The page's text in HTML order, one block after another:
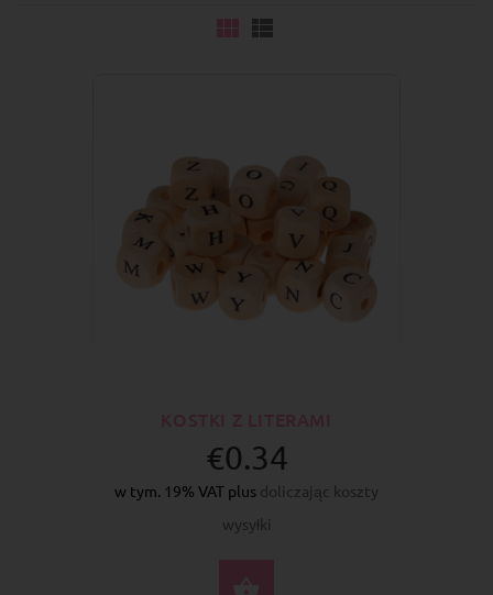
€0.34
w tym. 19% VAT plus doliczając koszty
wysyłki